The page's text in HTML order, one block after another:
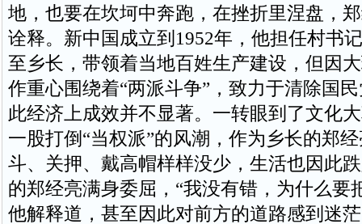
地，也要在坎坷中奔跑，在挫折里涅盘，
诠释。新中国成立到1952年，他担任村书
至乡长，带领着当地百姓生产建设，但因
作重心围绕着“两派斗争”，致力于清除国
此经济上成效并不显著。一转眼到了文化
一股打倒“当权派”的风潮，作为乡长的郑
斗、关押、戴高帽样样没少，生活也因此
的郑经亮满身委屈，“我没有错，为什么要
他解释道，甚至因此对前方的道路感到迷